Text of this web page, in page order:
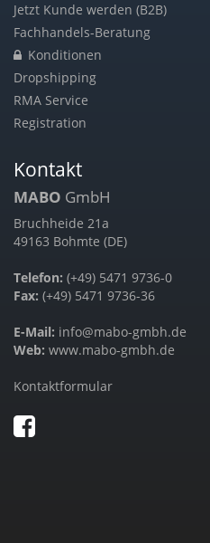
Jetzt Kunde werden (B2B)
Fachhandels-Beratung
Konditionen
Dropshipping
RMA Service
Registration
Kontakt
MABO GmbH
Bruchheide 21a
49163 Bohmte (DE)
Telefon: (+49) 5471 9736-0
Fax: (+49) 5471 9736-36
E-Mail: info@mabo-gmbh.de
Web: www.mabo-gmbh.de
Kontaktformular